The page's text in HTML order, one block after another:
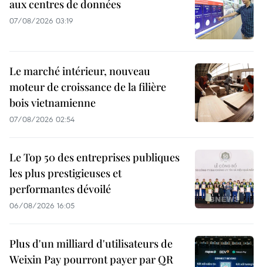
aux centres de données
07/08/2026 03:19
Le marché intérieur, nouveau
moteur de croissance de la filière
bois vietnamienne
07/08/2026 02:54
Le Top 50 des entreprises publiques
les plus prestigieuses et
performantes dévoilé
06/08/2026 16:05
Plus d'un milliard d'utilisateurs de
Weixin Pay pourront payer par QR